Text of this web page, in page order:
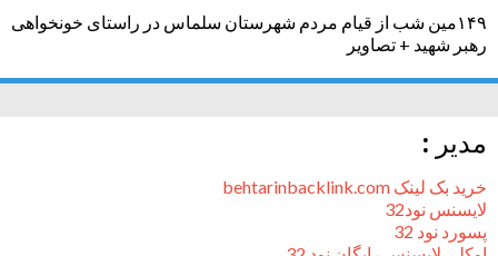
۱۴۹مین شب از قیام مردم شهرستان سلماس در راستای خونخواهی
رهبر شهید + تصاویر
مدیر :
خرید بک لینک behtarinbacklink.com
لایسنس نود32
پسورد نود 32